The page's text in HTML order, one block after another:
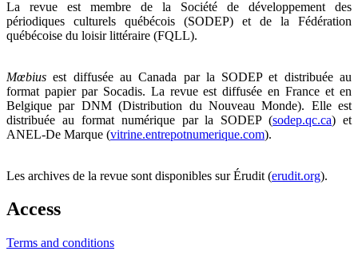
La revue est membre de la Société de développement des
périodiques culturels québécois (SODEP) et de la Fédération
québécoise du loisir littéraire (FQLL).
Mœbius est diffusée au Canada par la SODEP et distribuée au
format papier par Socadis. La revue est diffusée en France et en
Belgique par DNM (Distribution du Nouveau Monde). Elle est
distribuée au format numérique par la SODEP (sodep.qc.ca) et
ANEL-De Marque (vitrine.entrepotnumerique.com).
Les archives de la revue sont disponibles sur Érudit (erudit.org).
Access
Terms and conditions